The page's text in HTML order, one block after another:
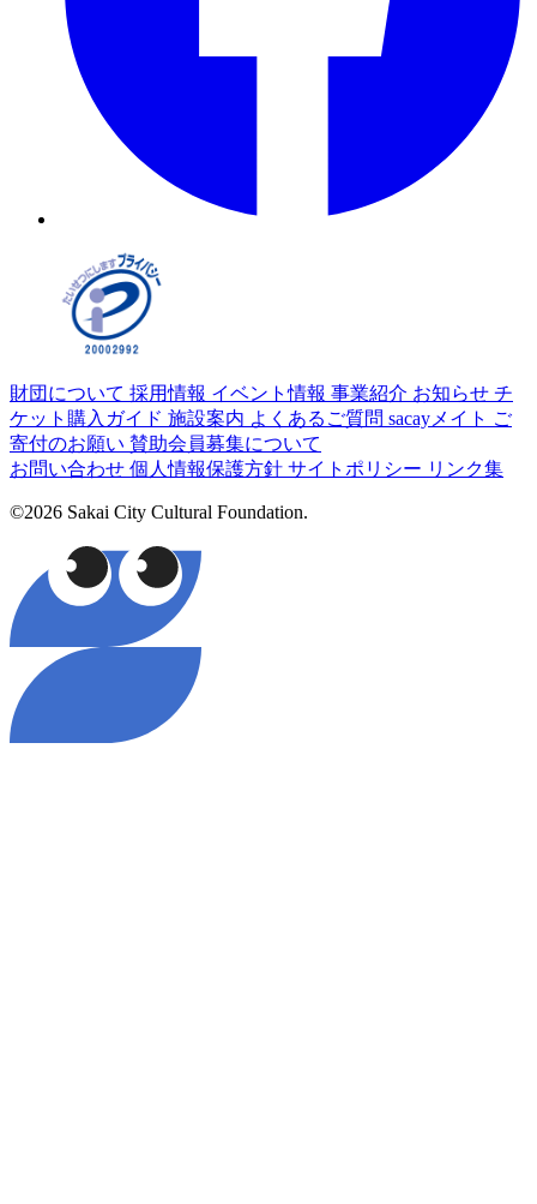
財団について 採用情報 イベント情報 事業紹介 お知らせ チ
ケット購入ガイド 施設案内 よくあるご質問 sacayメイト ご
寄付のお願い 賛助会員募集について
お問い合わせ 個人情報保護方針 サイトポリシー リンク集
©2026 Sakai City Cultural Foundation.